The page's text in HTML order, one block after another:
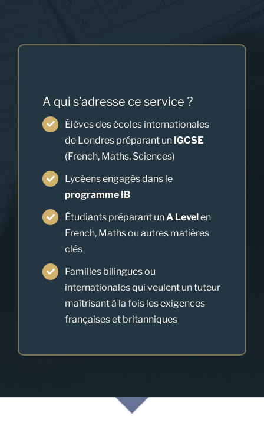
A qui s’adresse ce service ?
Élèves des écoles internationales
de Londres préparant un IGCSE
(French, Maths, Sciences)
Lycéens engagés dans le
programme IB
Étudiants préparant unA Level en
French, Maths ou autres matières
clés
Familles bilingues ou
internationales qui veulent un tuteur
maîtrisant à la fois les exigences
françaises et britanniques